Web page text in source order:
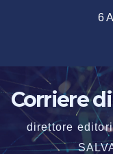
6
Corriere
direttore